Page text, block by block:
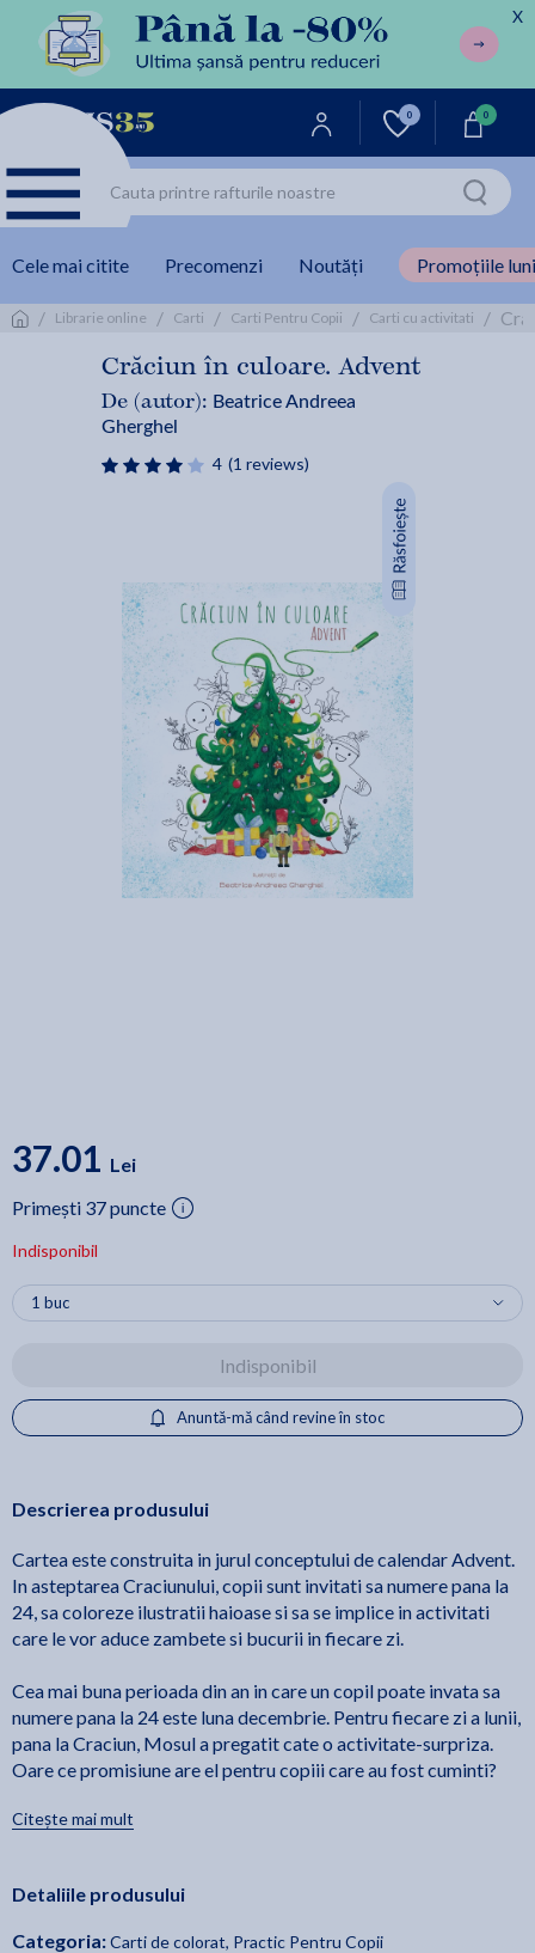
X
0 0
Cele mai citite Precomenzi Noutăți Promoțiile
/ Librarie online / Carti / Carti Pentru Copii / Carti cu activitati /
Crăciun în culoare. Advent
De (autor): Beatrice Andreea
Gherghel
4 (1 reviews)
37.01 Lei
Primești 37 puncte
Indisponibil
Indisponibil
Anuntă-mă când revine în stoc
Descrierea produsului
Cartea este construita in jurul conceptului de calendar Advent.
In asteptarea Craciunului, copii sunt invitati sa numere pana la
24, sa coloreze ilustratii haioase si sa se implice in activitati
care le vor aduce zambete si bucurii in fiecare zi.
Cea mai buna perioada din an in care un copil poate invata sa
numere pana la 24 este luna decembrie. Pentru fiecare zi a lunii,
pana la Craciun, Mosul a pregatit cate o activitate-surpriza.
Oare ce promisiune are el pentru copiii care au fost cuminti?
Ilustratii color de Beatrice-Andreea Gherghel.
Citește mai mult
Detaliile produsului
Categoria:Carti de colorat, Practic Pentru Copii